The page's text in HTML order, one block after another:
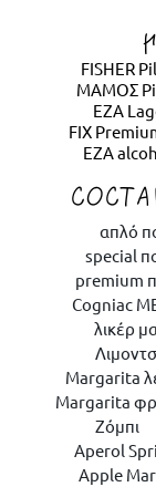
ΜΑΜΟΣ
EZA
FIX
ΕΖΑ
Cogniac
Apple